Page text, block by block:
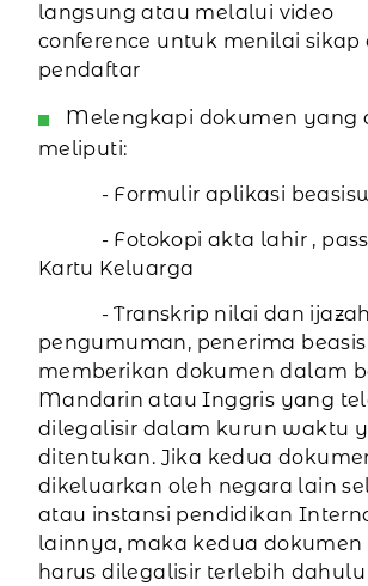
langsung atau melalui video
conference untuk menilai sikap
pendaftar
Melengkapi dokumen yang
meliputi:
- Formulir aplikasi
- Fotokopi akta lahir ,
Kartu Keluarga
- Transkrip nilai dan ijazah.
pengumuman, penerima
memberikan dokumen dalam
Mandarin atau Inggris yang
dilegalisir dalam kurun waktu
ditentukan. Jika kedua
dikeluarkan oleh negara lain
atau instansi pendidikan
lainnya, maka kedua dokumen
harus dilegalisir terlebih